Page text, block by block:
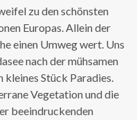
zu den schönsten
Europas. Allein der
einen Umweg wert. Uns
nach der mühsamen
kleines Stück Paradies.
Vegetation und die
beeindruckenden